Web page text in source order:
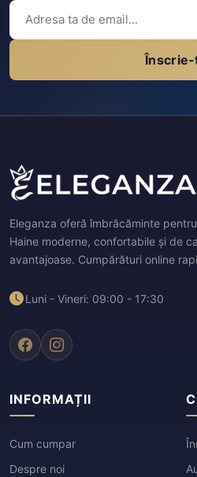
Eleganza oferă îmbrăcăminte
Haine moderne, confortabile și de
avantajoase. Cumpărături online
Luni - Vineri: 09:00 - 17:30
INFORMAȚII
Cum cumpar
Despre noi